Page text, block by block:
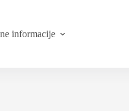
informacije